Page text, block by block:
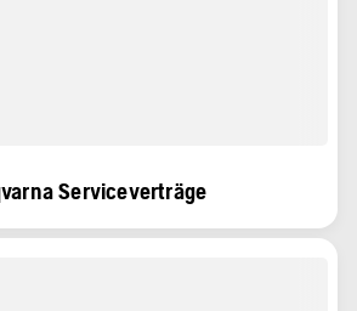
Serviceverträge